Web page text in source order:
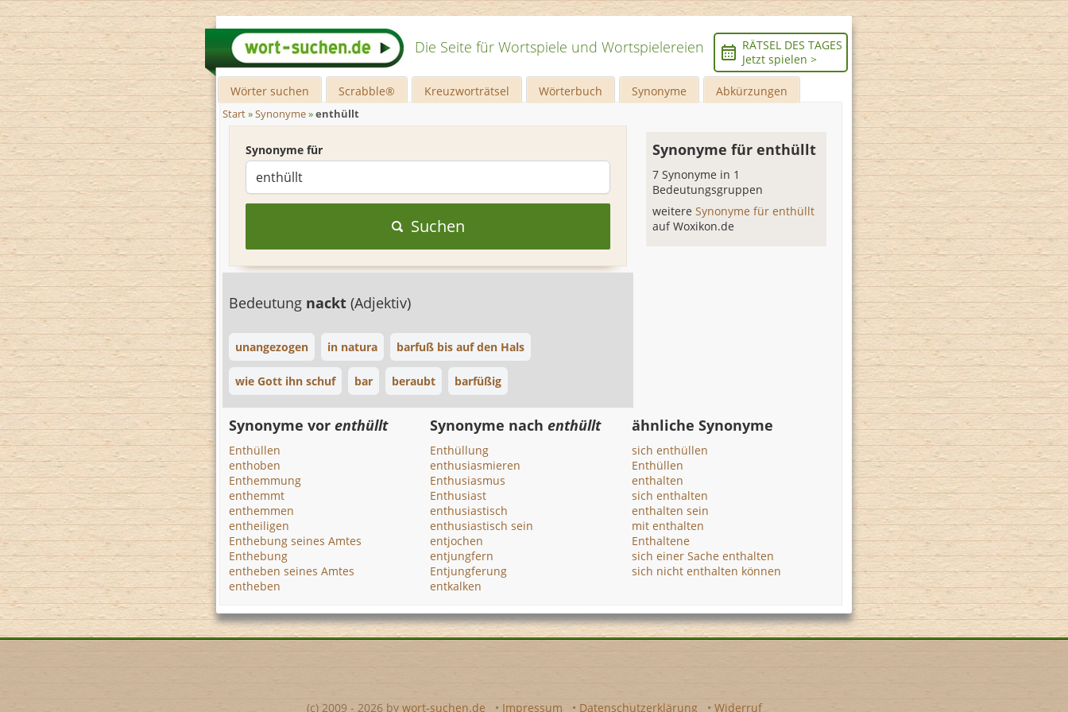
Die Seite für Wortspiele und Wortspielereien
RÄTSEL DES TAGES
Jetzt spielen >
Wörter suchen Scrabble® Kreuzworträtsel Wörterbuch Synonyme Abkürzungen
Start»Synonyme»enthüllt
Synonyme für
Suchen
Bedeutung nackt (Adjektiv)
unangezogen in natura barfuß bis auf den Hals
wie Gott ihn schuf bar beraubt barfüßig
Synonyme für enthüllt
7 Synonyme in 1
Bedeutungsgruppen
weitereSynonyme für enthüllt
auf Woxikon.de
Synonyme vor enthüllt
Enthüllen
enthoben
Enthemmung
enthemmt
enthemmen
entheiligen
Enthebung seines Amtes
Enthebung
entheben seines Amtes
entheben
Synonyme nachenthüllt
Enthüllung
enthusiasmieren
Enthusiasmus
Enthusiast
enthusiastisch
enthusiastisch sein
entjochen
entjungfern
Entjungferung
entkalken
ähnliche Synonyme
sich enthüllen
Enthüllen
enthalten
sich enthalten
enthalten sein
mit enthalten
Enthaltene
sich einer Sache enthalten
sich nicht enthalten können
(c) 2009 - 2026 by wort-suchen.de • Impressum • Datenschutzerklärung • Widerruf